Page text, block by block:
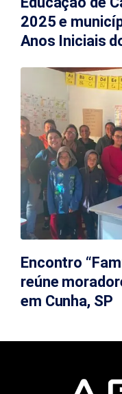
2025 e
Anos Iniciais
Encontro
reúne
em Cunha, SP